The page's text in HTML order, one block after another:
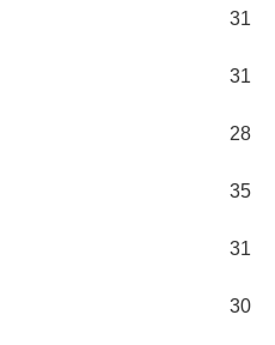
31
31
28
35
31
30